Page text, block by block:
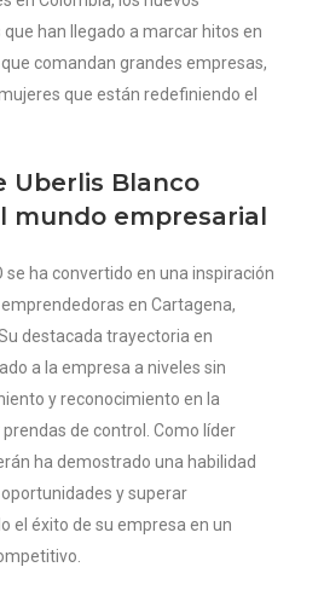
han llegado a marcar hitos en
comandan grandes empresas,
que están redefiniendo el
Uberlis Blanco
mundo empresarial
se ha convertido en una inspiración
en Cartagena,
destacada trayectoria en
a la empresa a niveles sin
y reconocimiento en la
de control. Como líder
ha demostrado una habilidad
y superar
el éxito de su empresa en un